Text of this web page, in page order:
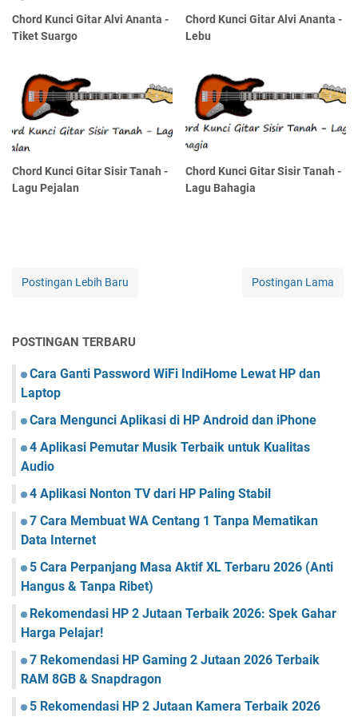
Chord Kunci Gitar Alvi Ananta -
Tiket Suargo
Chord Kunci Gitar Alvi Ananta -
Lebu
Chord Kunci Gitar Sisir Tanah -
Lagu Pejalan
Chord Kunci Gitar Sisir Tanah -
Lagu Bahagia
Postingan Lebih Baru Postingan Lama
POSTINGAN TERBARU
Cara Ganti Password WiFi IndiHome Lewat HP dan
Laptop
Cara Mengunci Aplikasi di HP Android dan iPhone
4 Aplikasi Pemutar Musik Terbaik untuk Kualitas
Audio
4 Aplikasi Nonton TV dari HP Paling Stabil
7 Cara Membuat WA Centang 1 Tanpa Mematikan
Data Internet
5 Cara Perpanjang Masa Aktif XL Terbaru 2026 (Anti
Hangus & Tanpa Ribet)
Rekomendasi HP 2 Jutaan Terbaik 2026: Spek Gahar
Harga Pelajar!
7 Rekomendasi HP Gaming 2 Jutaan 2026 Terbaik
RAM 8GB & Snapdragon
5 Rekomendasi HP 2 Jutaan Kamera Terbaik 2026